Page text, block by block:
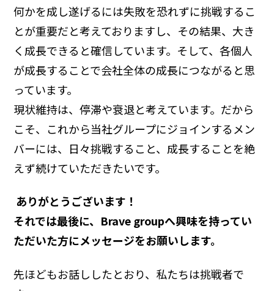
何かを成し遂げるには失敗を恐れずに挑戦するこ
とが重要だと考えておりますし、その結果、大き
く成長できると確信しています。そして、各個人
が成長することで会社全体の成長につながると思
っています。
現状維持は、停滞や衰退と考えています。だから
こそ、これから当社グループにジョインするメン
バーには、日々挑戦すること、成長することを絶
えず続けていただきたいです。
―― ありがとうございます！
それでは最後に、Brave groupへ興味を持ってい
ただいた方にメッセージをお願いします。
先ほどもお話ししたとおり、私たちは挑戦者で